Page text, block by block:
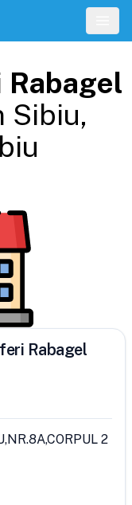
Rabagel
Sibiu,
Rabagel
2